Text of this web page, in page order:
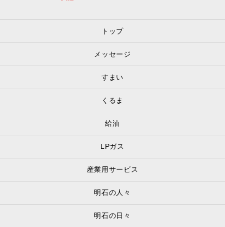
トップ
メッセージ
すまい
くるま
給油
LPガス
産業用サービス
明石の人々
明石の日々